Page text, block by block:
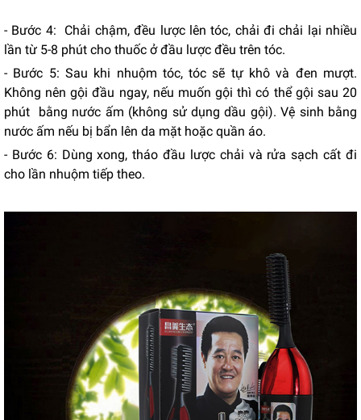
- Bước 4: Chải chậm, đều lược lên tóc, chải đi chải lại nhiều
lần từ 5-8 phút cho thuốc ở đầu lược đều trên tóc.
- Bước 5: Sau khi nhuộm tóc, tóc sẽ tự khô và đen mượt.
Không nên gội đầu ngay, nếu muốn gội thì có thể gội sau 20
phút bằng nước ấm (không sử dụng dầu gội). Vệ sinh bằng
nước ấm nếu bị bẩn lên da mặt hoặc quần áo.
- Bước 6: Dùng xong, tháo đầu lược chải và rửa sạch cất đi
cho lần nhuộm tiếp theo.